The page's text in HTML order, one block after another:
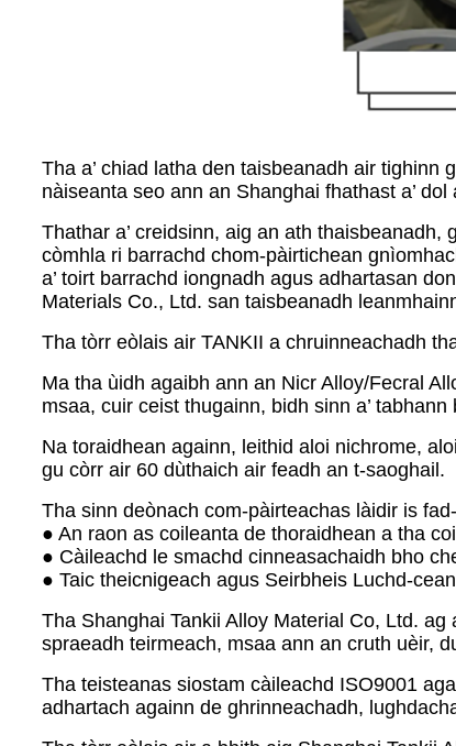
Tha a’ chiad latha den taisbeanadh air
nàiseanta seo ann an Shanghai fhathast a’ dol
Thathar a’ creidsinn, aig an ath thaisbeanadh,
còmhla ri barrachd chom-pàirtichean
a’ toirt barrachd iongnadh agus adhartasan
Materials Co., Ltd. san taisbeanadh
Tha tòrr eòlais air TANKII a chruinneachadh
Ma tha ùidh agaibh ann an Nicr Alloy/Fecral
msaa, cuir ceist thugainn, bidh sinn a’
Na toraidhean againn, leithid aloi nichrome,
gu còrr air 60 dùthaich air feadh an t-saoghail.
Tha sinn deònach com-pàirteachas làidir is
● An raon as coileanta de thoraidhean a tha
● Càileachd le smachd cinneasachaidh bho
● Taic theicnigeach agus Seirbheis Luchd-
Tha Shanghai Tankii Alloy Material Co, Ltd.
spraeadh teirmeach, msaa ann an cruth uèir,
Tha teisteanas siostam càileachd ISO9001
adhartach againn de ghrinneachadh,